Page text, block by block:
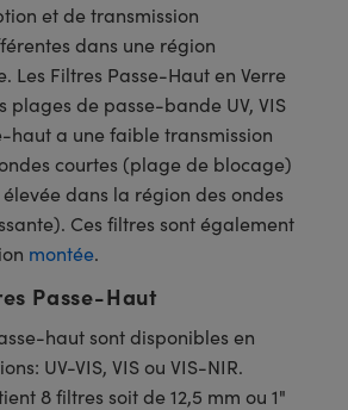
et de transmission
dans une région
Les Filtres Passe-Haut en Verre
plages de passe-bande UV, VIS
haut a une faible transmission
courtes (plage de blocage)
dans la région des ondes
Ces filtres sont également
montée.
Passe-Haut
haut sont disponibles en
UV-VIS, VIS ou VIS-NIR.
8 filtres soit de 12,5 mm ou 1"